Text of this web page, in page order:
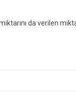
da verilen